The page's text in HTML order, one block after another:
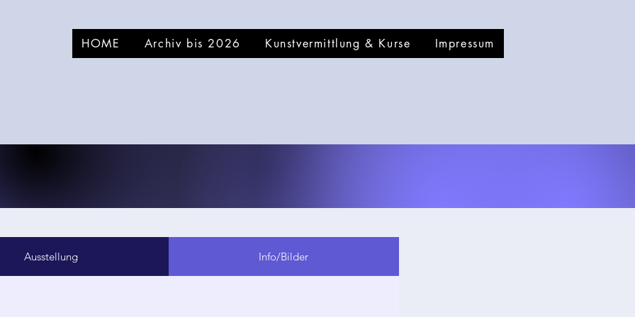
HOME Archiv bis 2026 Kunstvermittlung & Kurse Impressum
Ausstellung Info/Bilder